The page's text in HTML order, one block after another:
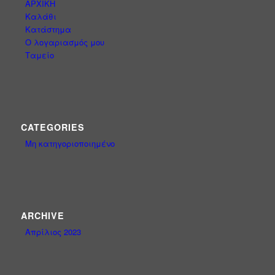
ΑΡΧΙΚΗ
Καλάθι
Κατάστημα
Ο λογαριασμός μου
Ταμείο
CATEGORIES
Μη κατηγοριοποιημένο
ARCHIVE
Απρίλιος 2023